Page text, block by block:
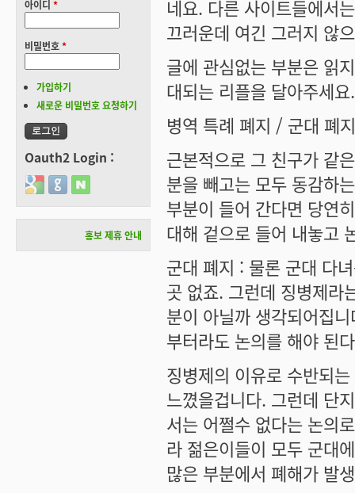
네요. 다른 사이트들에서
끄러운데 여긴 그러지 않
글에 관심없는 부분은 읽
대되는 리플을 달아주세요.
병역 특례 폐지 / 군대 폐
근본적으로 그 친구가 같
분을 빼고는 모두 동감하
부분이 들어 간다면 당연
대해 겉으로 들어 내놓고
군대 폐지 : 물론 군대 다
곳 없죠. 그런데 징병제라
분이 아닐까 생각되어집
부터라도 논의를 해야 된
징병제의 이유로 수반되
느꼈을겁니다. 그런데 단
서는 어쩔수 없다는 논의
라 젊은이들이 모두 군대
많은 부분에서 폐해가 발
아이디 *
비밀번호*
가입하기
새로운 비밀번호 요청하기
Oauth2 Login :
Login with Google
Login with GitHub
Login with Naver
홍보 제휴 안내